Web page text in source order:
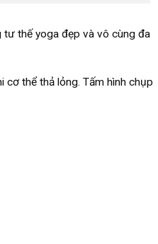
thế yoga đẹp và vô cùng đa
cơ thể thả lỏng. Tấm hình chụp